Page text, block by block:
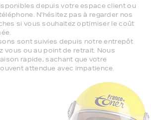
depuis votre espace client ou
N'hésitez pas à regarder nos
si vous souhaitez optimiser le coût
sont suivies depuis notre entrepôt
vous ou au point de retrait. Nous
rapide, sachant que votre
attendue avec impatience.
sur votre 1ère
!
5 €
newsletter, suivez notre actualité et
d’une remise de 5€
sur votre 1ère